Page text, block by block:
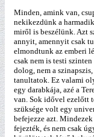
Minden, amink van,
nekikezdünk a
miről is beszélünk. Azt
annyit, amennyit csak
elmondtunk az emberi
csak nem is testi
dolog, nem a
tanultatok. Ez valami
egy darabkája, azé a
van. Sok idővel ezelőtt
szüksége volt egy
befejezze azt.
fejezték, és nem csak